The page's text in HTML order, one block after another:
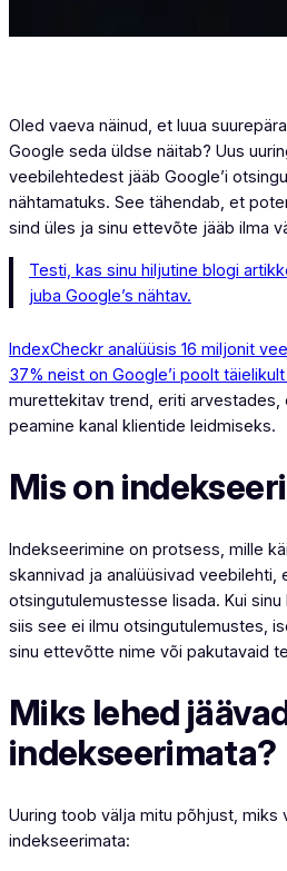
Oled vaeva näinud, et luua
Google seda üldse näitab? Uus
veebilehtedest jääb Google’i
nähtamatuks. See tähendab, et
sind üles ja sinu ettevõte jääb ilma
Testi, kas sinu hiljutine blogi
juba Google’s nähtav.
IndexCheckr analüüsis 16 miljonit
37% neist on Google’i poolt
murettekitav trend, eriti arvestades,
peamine kanal klientide leidmiseks.
Mis on
Indekseerimine on protsess, mille
skannivad ja analüüsivad veebilehti,
otsingutulemustesse lisada. Kui
siis see ei ilmu otsingutulemustes,
sinu ettevõtte nime või pakutavaid
Miks lehed
indekseerimata?
Uuring toob välja mitu põhjust, miks
indekseerimata: